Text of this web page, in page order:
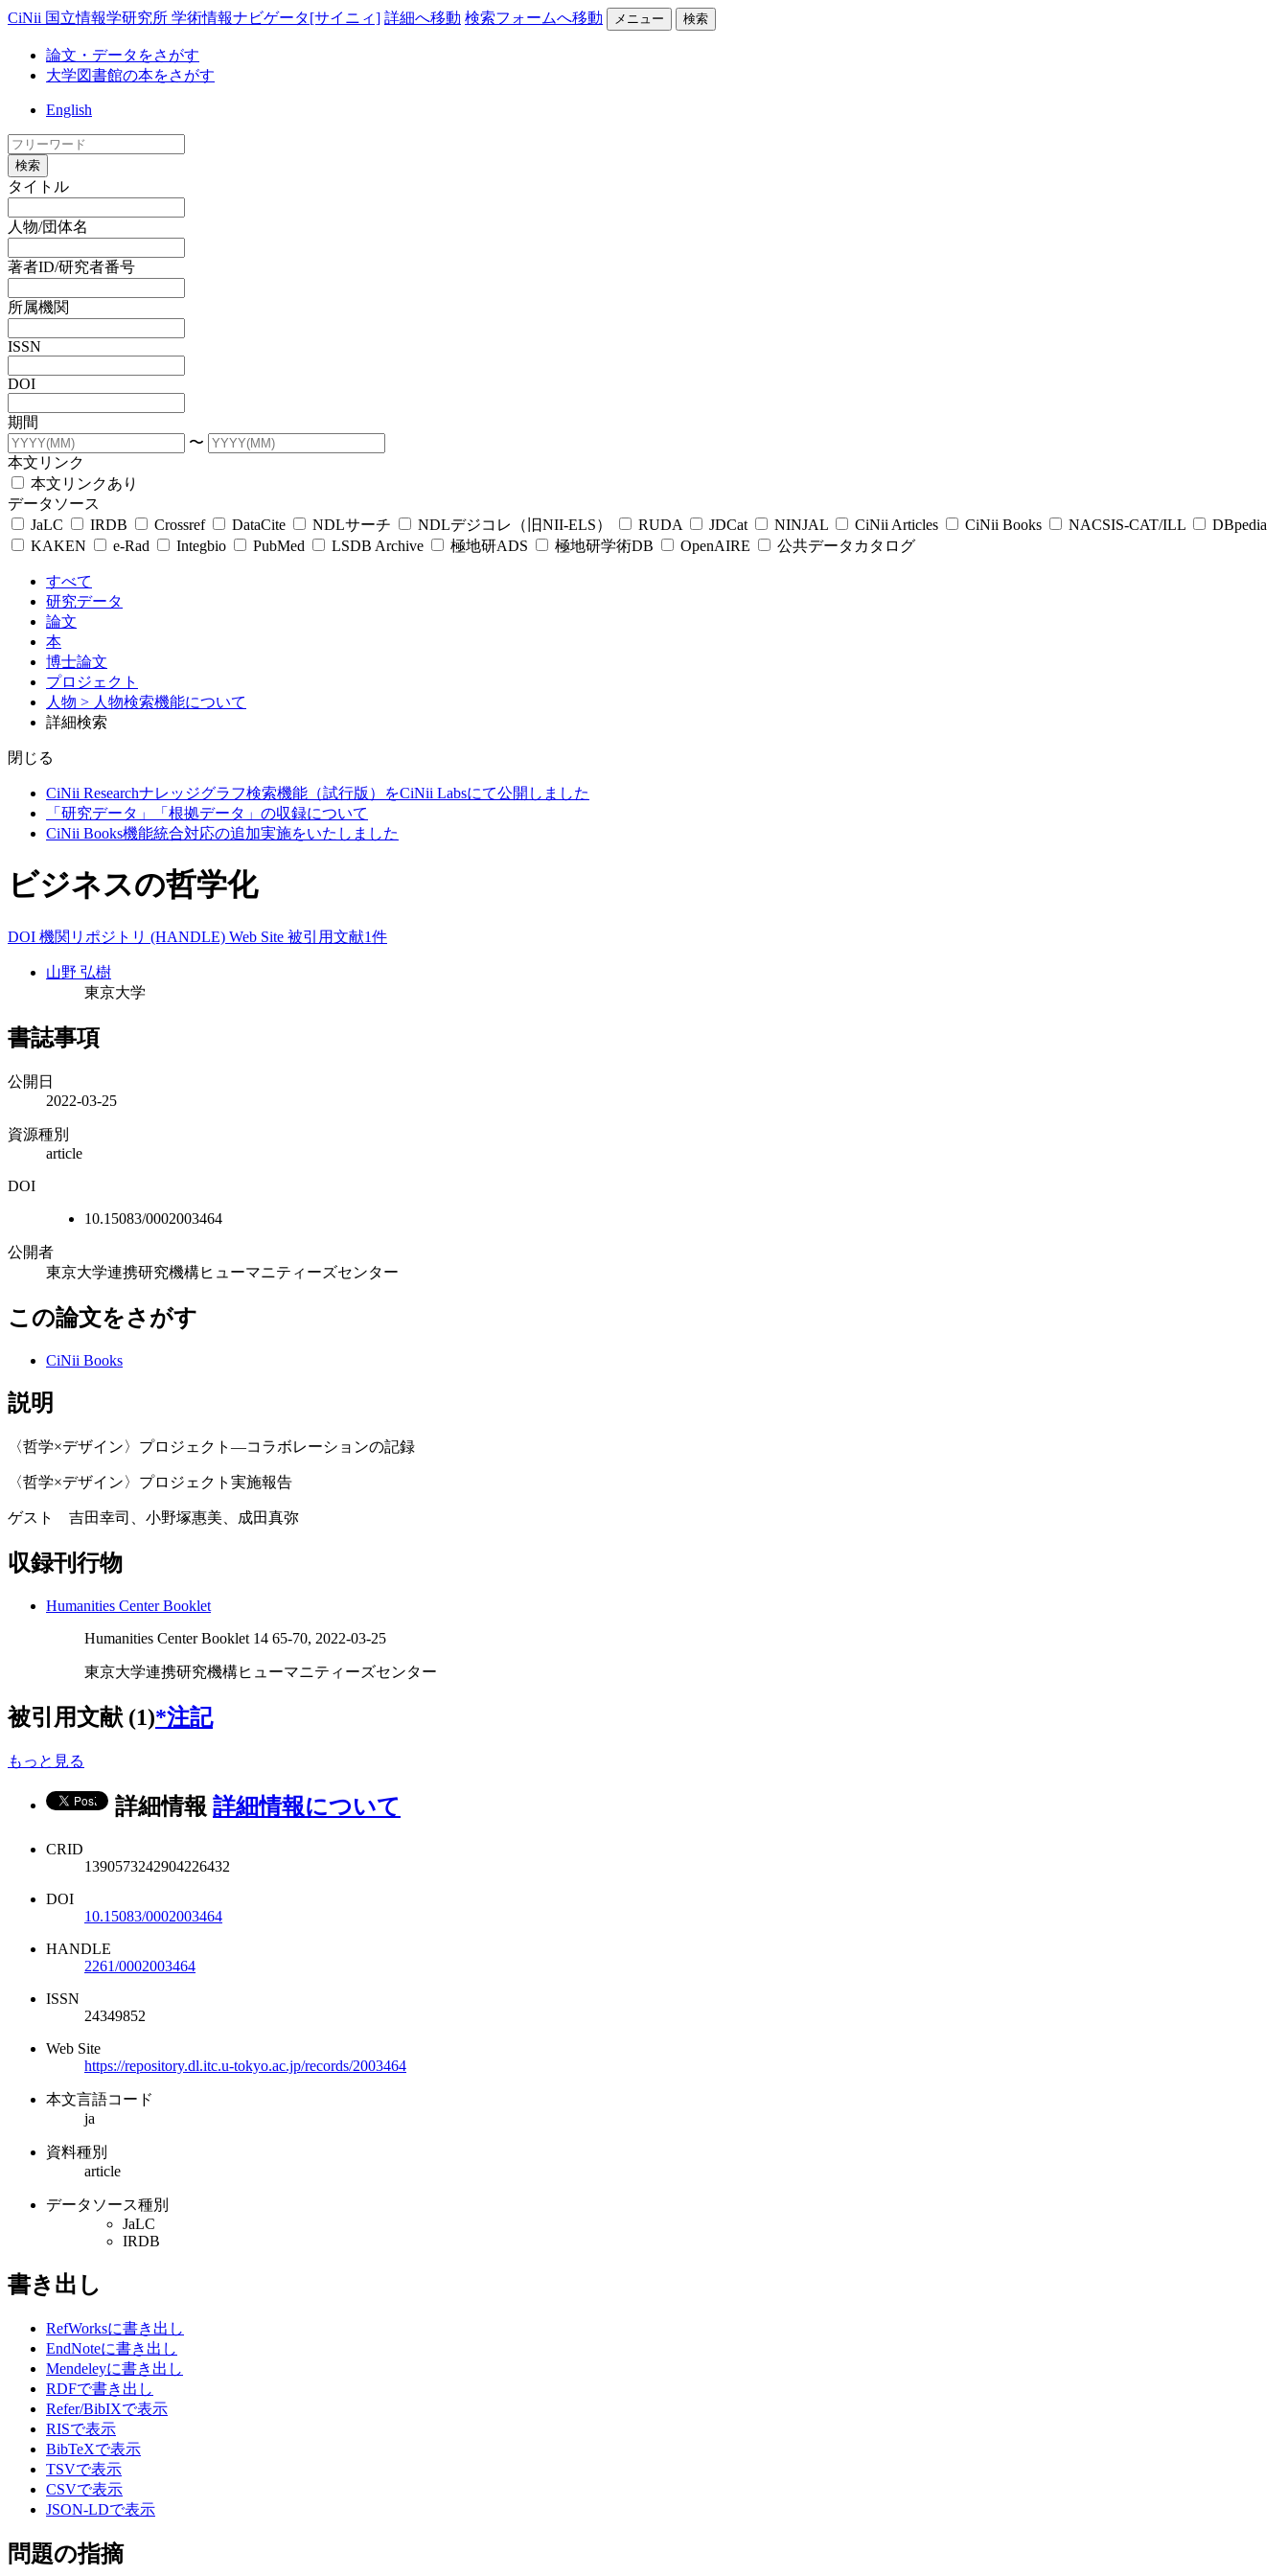
CiNii 国立情報学研究所 学術情報ナビゲータ[サイニィ] 詳細へ移動 検索フォームへ移動 メニュー 検索
論文・データをさがす
大学図書館の本をさがす
English
検索
タイトル
人物/団体名
著者ID/研究者番号
所属機関
ISSN
DOI
期間
〜
本文リンク
本文リンクあり
データソース
JaLC
IRDB Crossref DataCite NDLサーチ NDLデジコレ（旧NII-ELS） RUDA JDCat NINJAL CiNii Articles CiNii Books NACSIS-CAT/ILL
DBpedia
KAKEN
e-Rad Integbio PubMed LSDB Archive 極地研ADS 極地研学術DB OpenAIRE 公共データカタログ
すべて
研究データ
論文
本
博士論文
プロジェクト
人物 > 人物検索機能について
詳細検索
閉じる
CiNii Researchナレッジグラフ検索機能（試行版）をCiNii Labsにて公開しました
「研究データ」「根拠データ」の収録について
CiNii Books機能統合対応の追加実施をいたしました
ビジネスの哲学化
DOI 機関リポジトリ (HANDLE) Web Site 被引用文献1件
山野 弘樹
東京大学
書誌事項
公開日
2022-03-25
資源種別
article
DOI
10.15083/0002003464
公開者
東京大学連携研究機構ヒューマニティーズセンター
この論文をさがす
CiNii Books
説明
〈哲学×デザイン〉プロジェクト―コラボレーションの記録
〈哲学×デザイン〉プロジェクト実施報告
ゲスト 吉田幸司、小野塚惠美、成田真弥
収録刊行物
Humanities Center Booklet
Humanities Center Booklet 14 65-70, 2022-03-25
東京大学連携研究機構ヒューマニティーズセンター
被引用文献 (1)*注記
もっと見る
詳細情報 詳細情報について
CRID
1390573242904226432
DOI
10.15083/0002003464
HANDLE
2261/0002003464
ISSN
24349852
Web Site
https://repository.dl.itc.u-tokyo.ac.jp/records/2003464
本文言語コード
ja
資料種別
article
データソース種別
JaLC
IRDB
書き出し
RefWorksに書き出し
EndNoteに書き出し
Mendeleyに書き出し
RDFで書き出し
Refer/BibIXで表示
RISで表示
BibTeXで表示
TSVで表示
CSVで表示
JSON-LDで表示
問題の指摘